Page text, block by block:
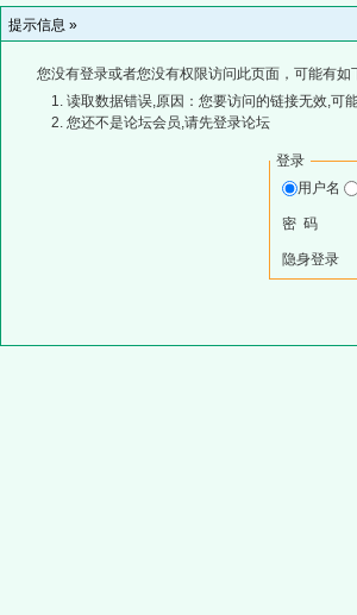
提示信息 »
您没有登录或者您没有权限访问此页面，可能有如
读取数据错误,原因：您要访问的链接无效,可
您还不是论坛会员,请先登录论坛
登录
用户名
密 码
隐身登录